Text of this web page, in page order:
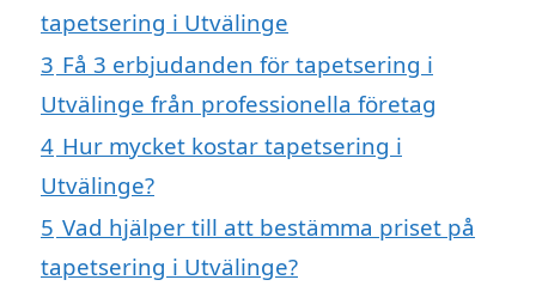
tapetsering i Utvälinge
3 Få 3 erbjudanden för tapetsering i
Utvälinge från professionella företag
4 Hur mycket kostar tapetsering i
Utvälinge?
5 Vad hjälper till att bestämma priset på
tapetsering i Utvälinge?